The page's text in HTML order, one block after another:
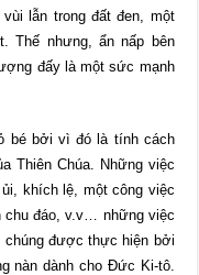
lẫn trong đất đen, một
Thế nhưng, ẩn nấp bên
đấy là một sức mạnh
bé bởi vì đó là tính cách
Thiên Chúa. Những việc
khích lệ, một công việc
chu đáo, v.v… những việc
chúng được thực hiện bởi
nàn dành cho Đức Ki-tô.